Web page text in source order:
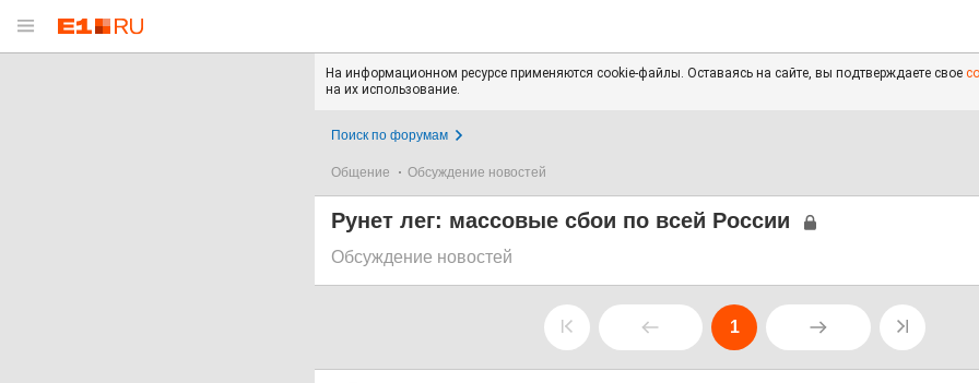
На информационном ресурсе применяются cookie-файлы. Оставаясь на сайте, вы подтверждаете свое
на их использование.
Поиск по форумам
Общение Обсуждение новостей
Рунет лег: массовые сбои по всей России
Обсуждение новостей
1